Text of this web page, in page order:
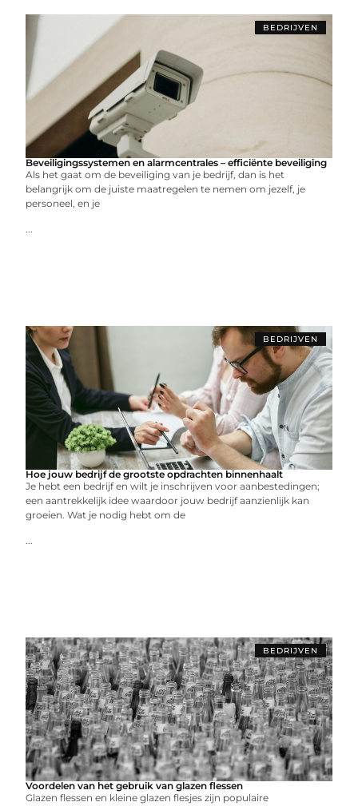
BEDRIJVEN
Beveiligingssystemen en alarmcentrales – efficiënte beveiliging
Als het gaat om de beveiliging van je bedrijf, dan is het
belangrijk om de juiste maatregelen te nemen om jezelf, je
personeel, en je
...
BEDRIJVEN
Hoe jouw bedrijf de grootste opdrachten binnenhaalt
Je hebt een bedrijf en wilt je inschrijven voor aanbestedingen;
een aantrekkelijk idee waardoor jouw bedrijf aanzienlijk kan
groeien. Wat je nodig hebt om de
...
BEDRIJVEN
Voordelen van het gebruik van glazen flessen
Glazen flessen en kleine glazen flesjes zijn populaire